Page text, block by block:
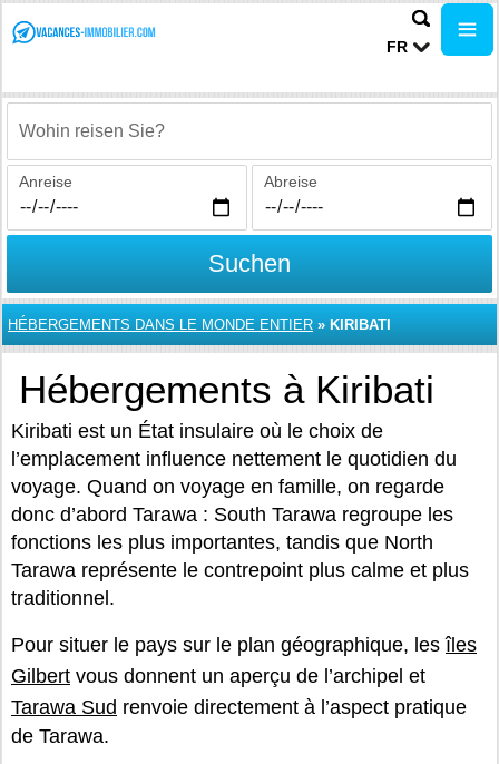
FR
Wohin reisen Sie?
Anreise Abreise
Suchen
HÉBERGEMENTS DANS LE MONDE ENTIER » KIRIBATI
Hébergements à Kiribati
Kiribati est un État insulaire où le choix de
l’emplacement influence nettement le quotidien du
voyage. Quand on voyage en famille, on regarde
donc d’abord Tarawa : South Tarawa regroupe les
fonctions les plus importantes, tandis que North
Tarawa représente le contrepoint plus calme et plus
traditionnel.
Pour situer le pays sur le plan géographique, lesîles
Gilbert vous donnent un aperçu de l’archipel et
Tarawa Sud renvoie directement à l’aspect pratique
de Tarawa.